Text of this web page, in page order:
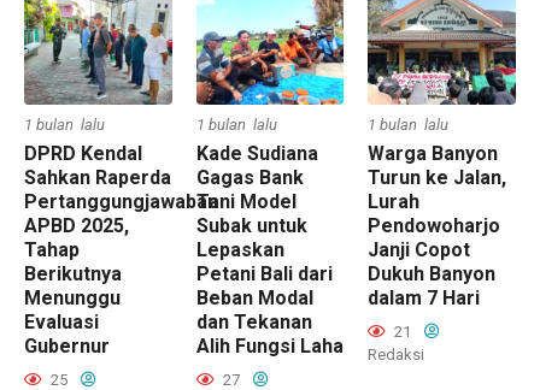
1 bulan lalu
DPRD Kendal
Sahkan Raperda
Pertanggungjawaban
APBD 2025,
Tahap
Berikutnya
Menunggu
Evaluasi
Gubernur
25
1 bulan lalu
Kade Sudiana
Gagas Bank
Tani Model
Subak untuk
Lepaskan
Petani Bali dari
Beban Modal
dan Tekanan
Alih Fungsi Laha
27
1 bulan lalu
Warga Banyon
Turun ke Jalan,
Lurah
Pendowoharjo
Janji Copot
Dukuh Banyon
dalam 7 Hari
21
Redaksi